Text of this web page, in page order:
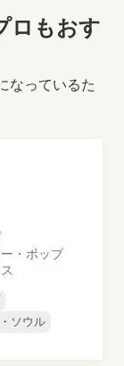
ロもおす
なっているた
・ポップ
ソウル